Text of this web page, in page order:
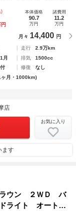
社外／ヘッドラ
ｏｔｈ接続
) 本体価格
90.7
万円
諸費用
11.2
万円
月々 14,400 円
走行
2.9万km
月 排気
1500cc
修復
なし
ヶ月・1000km)
店
お気に入り
ます
ウン ２ＷＤ バ
ライト オートラ